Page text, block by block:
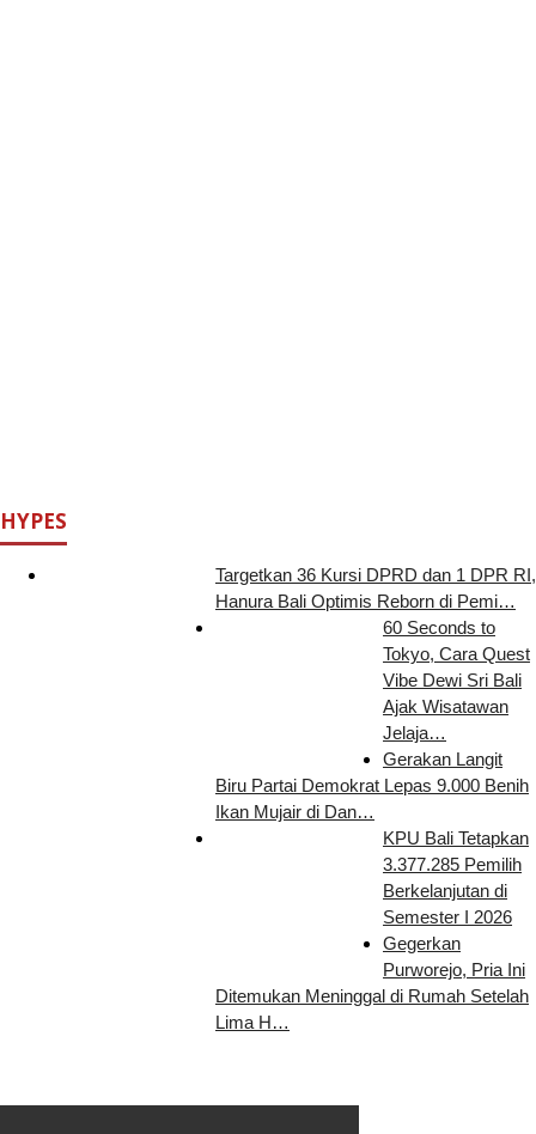
HYPES
Targetkan 36 Kursi DPRD dan 1 DPR RI,
Hanura Bali Optimis Reborn di Pemi…
60 Seconds to
Tokyo, Cara Quest
Vibe Dewi Sri Bali
Ajak Wisatawan
Jelaja…
Gerakan Langit
Biru Partai Demokrat Lepas 9.000 Benih
Ikan Mujair di Dan…
KPU Bali Tetapkan
3.377.285 Pemilih
Berkelanjutan di
Semester I 2026
Gegerkan
Purworejo, Pria Ini
Ditemukan Meninggal di Rumah Setelah
Lima H…